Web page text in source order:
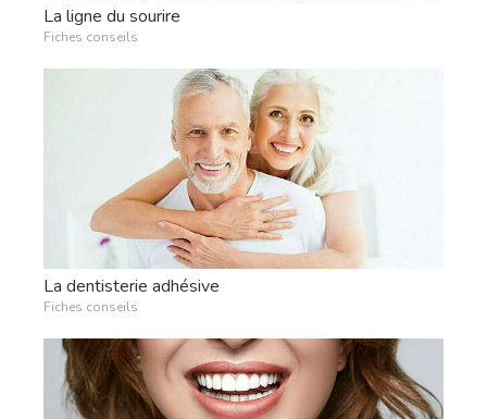
La ligne du sourire
Fiches conseils
La dentisterie adhésive
Fiches conseils